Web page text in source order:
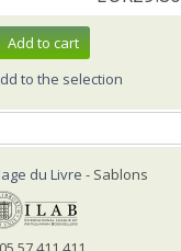
Add to cart
to the selection
du Livre - Sablons